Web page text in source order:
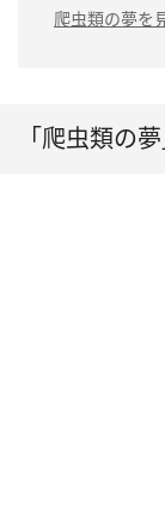
爬虫類の夢を
「爬虫類の